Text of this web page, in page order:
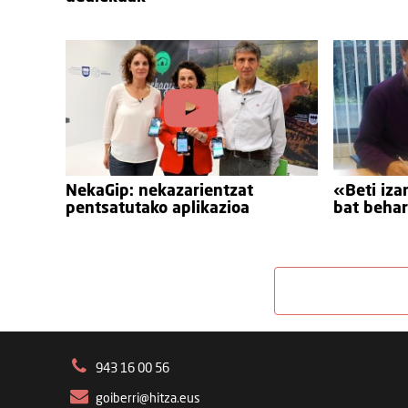
NekaGip: nekazarientzat
pentsatutako aplikazioa
«Beti
bat
943 16 00 56
goiberri@hitza.eus